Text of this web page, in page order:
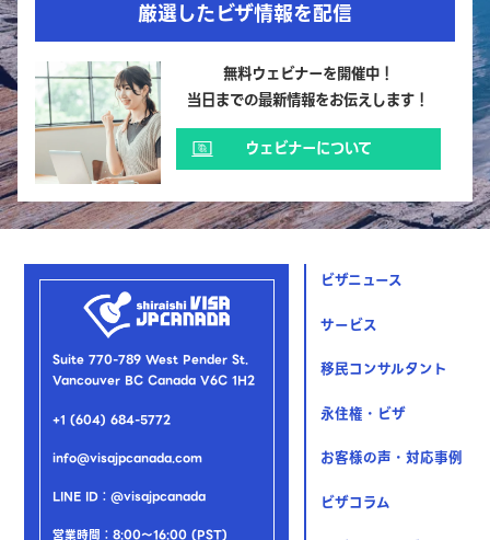
厳選したビザ情報を配信
無料ウェビナーを開催中！
当日までの最新情報をお伝えします！
ウェビナーについて
Suite 770-789 West Pender St.
Vancouver BC Canada V6C 1H2
+1 (604) 684-5772
info@visajpcanada.com
LINE ID：@visajpcanada
営業時間：8:00～16:00 (PST)
ビザニュース
サービス
移民コンサルタント
永住権・ビザ
お客様の声・対応事例
ビザコラム